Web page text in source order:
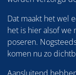
Dat maakt het wel
het is hier alsof
poseren.
komen nu zo